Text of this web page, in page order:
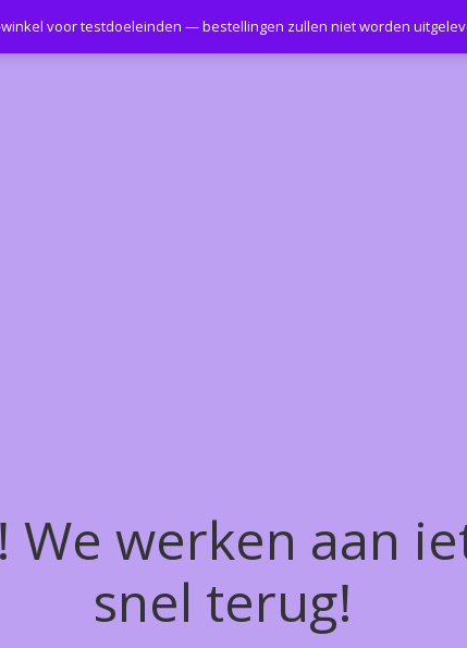
werken aan
snel terug!
voor testdoeleinden — bestellingen zullen niet worden